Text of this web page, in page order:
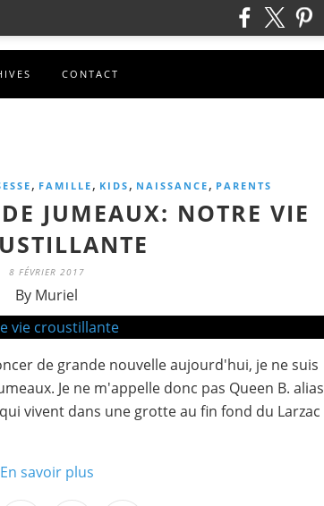
CONTACT
, FAMILLE, KIDS, NAISSANCE, PARENTS
JUMEAUX: NOTRE VIE
8 FÉVRIER 2017
By Muriel
de grande nouvelle aujourd'hui, je ne suis
Je ne m'appelle donc pas Queen B. alias
vivent dans une grotte au fin fond du Larzac
En savoir plus